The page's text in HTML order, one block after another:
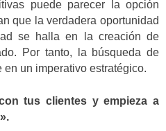
puede parecer la opción
que la verdadera oportunidad
se halla en la creación de
Por tanto, la búsqueda de
un imperativo estratégico.
tus clientes y empieza a